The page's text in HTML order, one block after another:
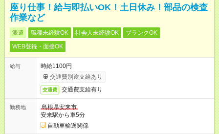
座り仕事！給与即払いOK！土日休み！部品の検査
作業など
派遣 職種未経験OK 社会人未経験OK
ブランクOK
WEB登録・面接OK
給与
時給1100円
交通費別途支給あり
交通費 交通費支給有り
勤務地
島根県安来市
安来駅から車5分
自動車輸送関係